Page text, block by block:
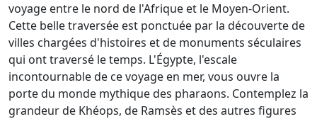
voyage entre le nord de l'Afrique et le Moyen-Orient.
Cette belle traversée est ponctuée par la découverte de
villes chargées d'histoires et de monuments séculaires
qui ont traversé le temps. L'Égypte, l'escale
incontournable de ce voyage en mer, vous ouvre la
porte du monde mythique des pharaons. Contemplez la
grandeur de Khéops, de Ramsès et des autres figures